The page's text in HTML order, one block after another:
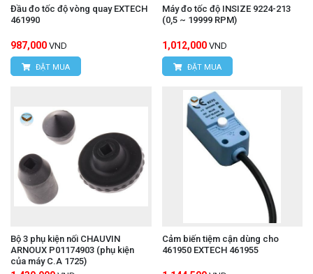
Đầu đo tốc độ vòng quay EXTECH
461990
987,000 VND
ĐẶT MUA
Máy đo tốc độ INSIZE 9224-213
(0,5 ~ 19999 RPM)
1,012,000 VND
ĐẶT MUA
Bộ 3 phụ kiện nối CHAUVIN
ARNOUX P01174903 (phụ kiện
của máy C.A 1725)
Cảm biến tiệm cận dùng cho
461950 EXTECH 461955